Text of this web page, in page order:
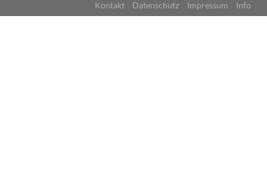
Kontakt
Datenschutz Impressum Info